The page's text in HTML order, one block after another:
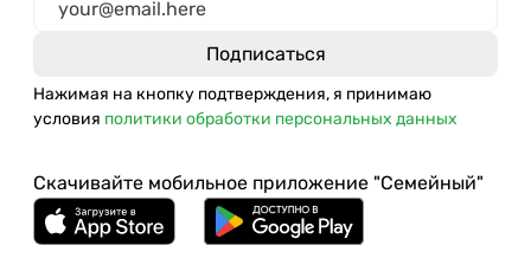
Нажимая на кнопку подтверждения, я принимаю
условия политики обработки персональных данных
Скачивайте мобильное приложение "Семейный"